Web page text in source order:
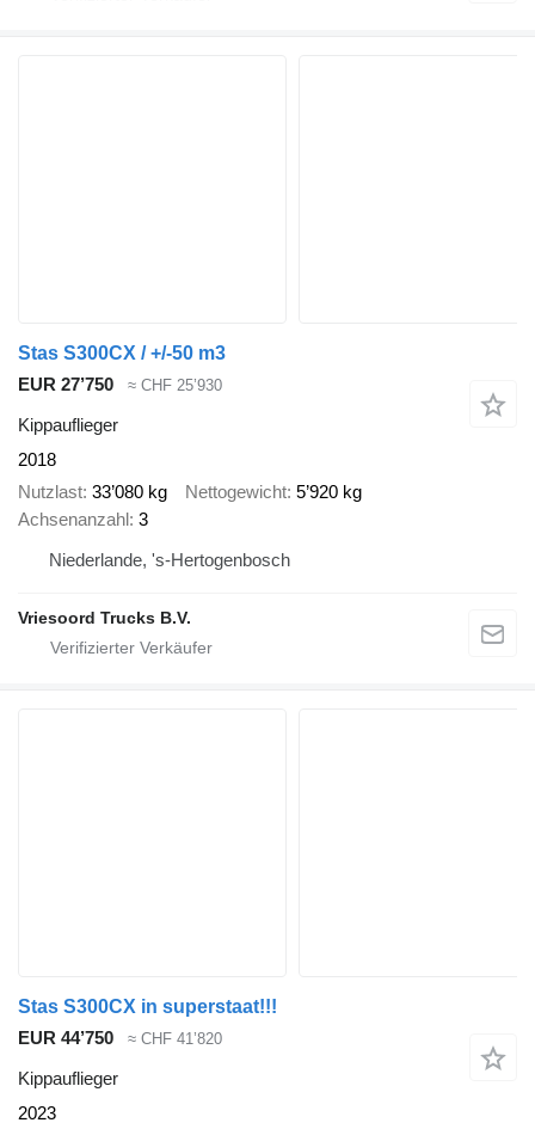
Stas S300CX / +/-50 m3
EUR 27’750
≈ CHF 25’930
Kippauflieger
2018
Nutzlast 33’080 kg Nettogewicht 5’920 kg
Achsenanzahl 3
Niederlande, 's-Hertogenbosch
Vriesoord Trucks B.V.
Stas S300CX in superstaat!!!
EUR 44’750
≈ CHF 41’820
Kippauflieger
2023